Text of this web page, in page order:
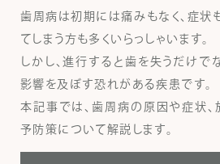
歯周病は初期には痛みもなく、症状
てしまう方も多くいらっしゃいます。
しかし、進行すると歯を失うだけで
影響を及ぼす恐れがある疾患です。
本記事では、歯周病の原因や症状、
予防策について解説します。